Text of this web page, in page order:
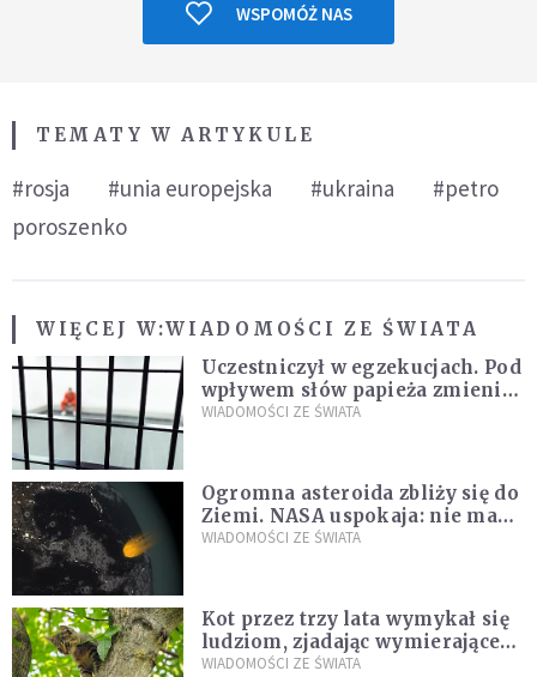
WSPOMÓŻ NAS
TEMATY W ARTYKULE
#rosja #unia europejska #ukraina
#petro
poroszenko
WIĘCEJ W:WIADOMOŚCI ZE ŚWIATA
Uczestniczył w egzekucjach. Pod
wpływem słów papieża zmienił
zdanie
WIADOMOŚCI ZE ŚWIATA
Ogromna asteroida zbliży się do
Ziemi. NASA uspokaja: nie ma
zagrożenia
WIADOMOŚCI ZE ŚWIATA
Kot przez trzy lata wymykał się
ludziom, zjadając wymierające
kaczki. W końcu popełnił
WIADOMOŚCI ZE ŚWIATA